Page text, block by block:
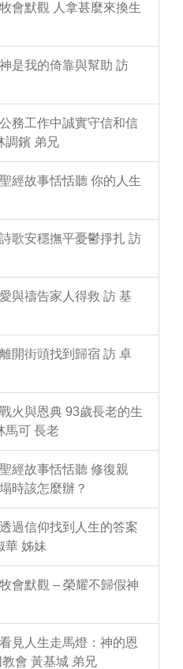
會默觀 人拿甚麼來換生
是我的倚靠與幫助 訪
務工作中誠實守信和信
調鑌 弟兄
經故事恬恬聽 你的人生
歌安穩撫平憂鬱掙扎 訪
與禱告家人得救 訪 基
開街頭找到歸宿 訪 卓
火與恩典 93歲長老的生
馬可 長老
經故事恬恬聽 修復親
時該怎麼辦？
過信仰找到人生的答案
華 姊妹
會默觀 – 榮耀不歸假神
見人生走馬燈：神的恩
會 黃基城 弟兄